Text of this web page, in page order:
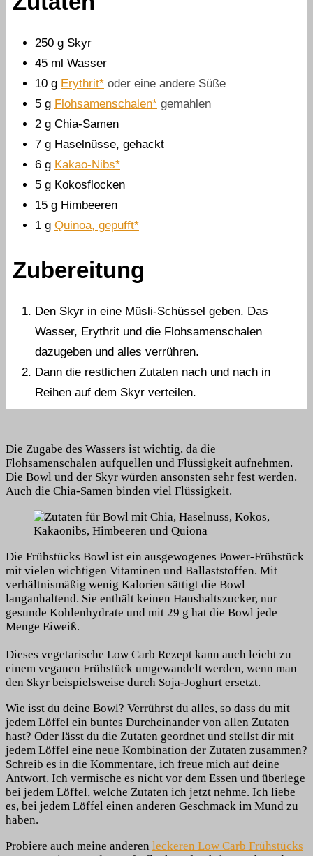
250 g Skyr
45 ml Wasser
10 g Erythrit* oder eine andere Süße
5 g Flohsamenschalen* gemahlen
2 g Chia-Samen
7 g Haselnüsse, gehackt
6 g Kakao-Nibs*
5 g Kokosflocken
15 g Himbeeren
1 g Quinoa, gepufft*
Zubereitung
Den Skyr in eine Müsli-Schüssel geben. Das
Wasser, Erythrit und die Flohsamenschalen
dazugeben und alles verrühren.
Dann die restlichen Zutaten nach und nach in
Reihen auf dem Skyr verteilen.
Die Zugabe des Wassers ist wichtig, da die
Flohsamenschalen aufquellen und Flüssigkeit aufnehmen.
Die Bowl und der Skyr würden ansonsten sehr fest werden.
Auch die Chia-Samen binden viel Flüssigkeit.
Die Frühstücks Bowl ist ein ausgewogenes Power-Frühstück
mit vielen wichtigen Vitaminen und Ballaststoffen. Mit
verhältnismäßig wenig Kalorien sättigt die Bowl
langanhaltend. Sie enthält keinen Haushaltszucker, nur
gesunde Kohlenhydrate und mit 29 g hat die Bowl jede
Menge Eiweiß.
Dieses vegetarische Low Carb Rezept kann auch leicht zu
einem veganen Frühstück umgewandelt werden, wenn man
den Skyr beispielsweise durch Soja-Joghurt ersetzt.
Wie isst du deine Bowl? Verrührst du alles, so dass du mit
jedem Löffel ein buntes Durcheinander von allen Zutaten
hast? Oder lässt du die Zutaten geordnet und stellst dir mit
jedem Löffel eine neue Kombination der Zutaten zusammen?
Schreib es in die Kommentare, ich freue mich auf deine
Antwort. Ich vermische es nicht vor dem Essen und überlege
bei jedem Löffel, welche Zutaten ich jetzt nehme. Ich liebe
es, bei jedem Löffel einen anderen Geschmack im Mund zu
haben.
Probiere auch meine anderen leckeren Low Carb Frühstücks